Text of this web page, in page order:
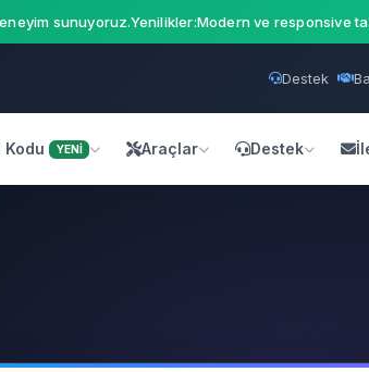
sunuyoruz.Yenilikler:Modern ve responsive
Destek
Kodu YENİ Araçlar Destek